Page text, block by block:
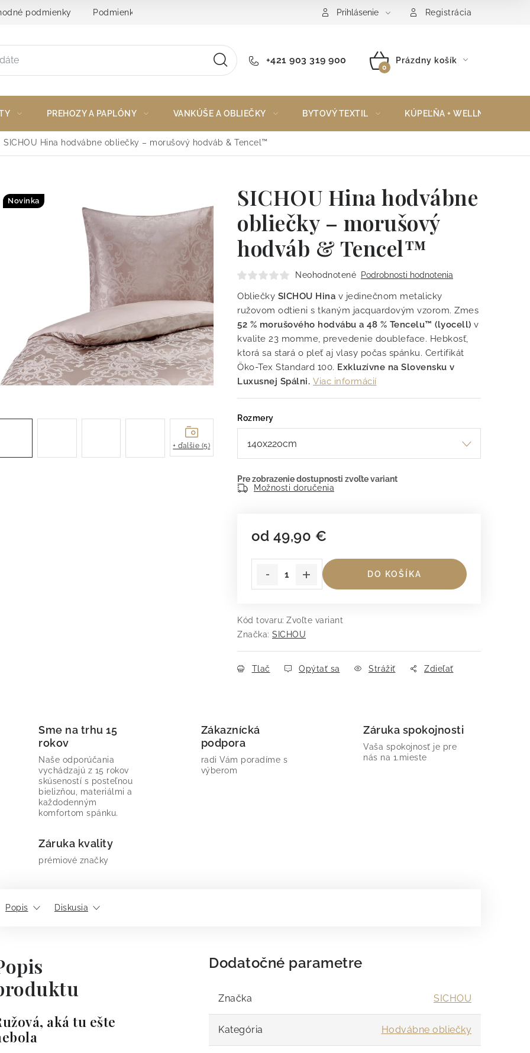
podmienky Podmienky ochrany osobných údajov Reklamačný poriadok Vrátenie tovaru
Prihlásenie Registrácia
+421 903 319 900
NÁKUPNÝ
Prázdny košík
PREHOZY A PAPLÓNY VANKÚŠE A OBLIEČKY BYTOVÝ TEXTIL KÚPEĽŇA + WELLNESS
SICHOU Hina hodvábne obliečky – morušový hodváb & Tencel™
SICHOU Hina hodvábne
obliečky – morušový
hodváb & Tencel™
Neohodnotené Podrobnosti hodnotenia
Obliečky SICHOU Hina v jedinečnom metalicky
ružovom odtieni s tkaným jacquardovým vzorom. Zmes
52 % morušového hodvábu a 48 % Tencelu™ (lyocell) v
kvalite 23 momme, prevedenie doubleface. Hebkosť,
ktorá sa stará o pleť aj vlasy počas spánku. Certifikát
Öko-Tex Standard 100. Exkluzívne na Slovensku v
Luxusnej Spálni. Viac informácií
Rozmery
Možnosti doručenia
od 49,90 €
DO KOŠÍKA
Kód tovaru: Zvoľte variant
Značka: SICHOU
Tlač Opýtať sa Strážiť Zdieľať
Novinka
+ ďalšie (5)
Sme na trhu 15
rokov
Naše odporúčania
vychádzajú z 15 rokov
skúseností s posteľnou
bielizňou, materiálmi a
každodenným
komfortom spánku.
Zákaznícká
podpora
radi Vám poradíme s
výberom
Záruka spokojnosti
Vaša spokojnosť je pre
nás na 1.mieste
Záruka kvality
prémiové značky
Popis Diskusia
aká tu ešte
Dodatočné parametre
Značka SICHOU
Kategória Hodvábne obliečky